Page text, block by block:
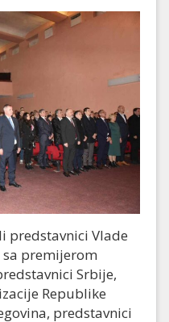
predstavnici Vlade
sa premijerom
Srbije,
Republike
predstavnici